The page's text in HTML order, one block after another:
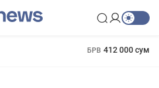
БРВ 412 000 сум